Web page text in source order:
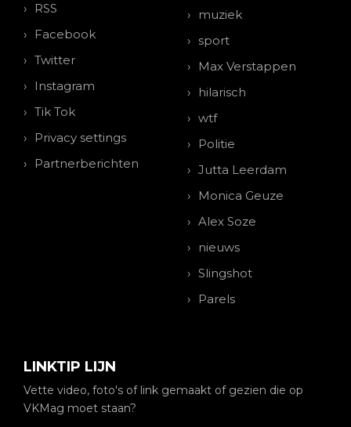
RSS
Facebook
Twitter
Instagram
Tik Tok
Privacy settings
Partnerberichten
muziek
sport
Max Verstappen
hilarisch
wtf
Politie
Jutta Leerdam
Monica Geuze
Alex Soze
nieuws
Slingshot
Parels
LINKTIP LIJN
Vette video, foto's of link gemaakt of gezien die op
VKMag moet staan?